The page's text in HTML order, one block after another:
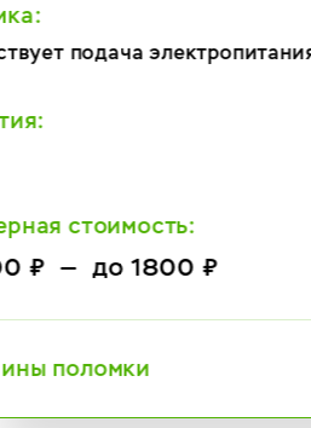
Поломка:
Не распознает кофе
Гарантия:
Примерная стоимость:
от 800 ₽ — до 2800 ₽
Причины поломки